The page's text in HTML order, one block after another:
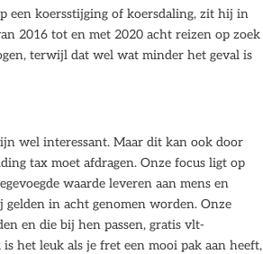
een koersstijging of koersdaling, zit hij in
2016 tot en met 2020 acht reizen op zoek
terwijl dat wel wat minder het geval is
wel interessant. Maar dit kan ook door
tax moet afdragen. Onze focus ligt op
waarde leveren aan mens en
in acht genomen worden. Onze
en die bij hen passen, gratis vlt-
het leuk als je fret een mooi pak aan heeft,